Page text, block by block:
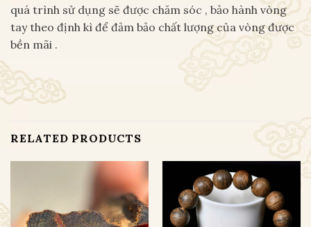
quá trình sử dụng sẽ được chăm sóc , bảo hành vòng
tay theo định kì để đảm bảo chất lượng của vòng được
bền mãi .
RELATED PRODUCTS